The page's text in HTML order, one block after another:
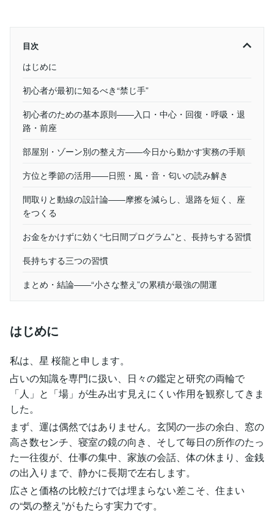
目次
はじめに
初心者が最初に知るべき“禁じ手”
初心者のための基本原則――入口・中心・回復・呼吸・退
路・前座
部屋別・ゾーン別の整え方――今日から動かす実務の手順
方位と季節の活用――日照・風・音・匂いの読み解き
間取りと動線の設計論――摩擦を減らし、退路を短く、座
をつくる
お金をかけずに効く“七日間プログラム”と、長持ちする習慣
長持ちする三つの習慣
まとめ・結論――“小さな整え”の累積が最強の開運
はじめに
私は、星 桜龍と申します。
占いの知識を専門に扱い、日々の鑑定と研究の両輪で
「人」と「場」が生み出す見えにくい作用を観察してきま
した。
まず、運は偶然ではありません。玄関の一歩の余白、窓の
高さ数センチ、寝室の鏡の向き、そして毎日の所作のたっ
た一往復が、仕事の集中、家族の会話、体の休まり、金銭
の出入りまで、静かに長期で左右します。
広さと価格の比較だけでは埋まらない差こそ、住まい
の“気の整え”がもたらす実力です。